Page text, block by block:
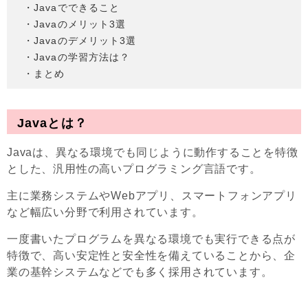
・Javaでできること
・Javaのメリット3選
・Javaのデメリット3選
・Javaの学習方法は？
・まとめ
Javaとは？
Javaは、異なる環境でも同じように動作することを特徴
とした、汎用性の高いプログラミング言語です。
主に業務システムやWebアプリ、スマートフォンアプリ
など幅広い分野で利用されています。
一度書いたプログラムを異なる環境でも実行できる点が
特徴で、高い安定性と安全性を備えていることから、企
業の基幹システムなどでも多く採用されています。